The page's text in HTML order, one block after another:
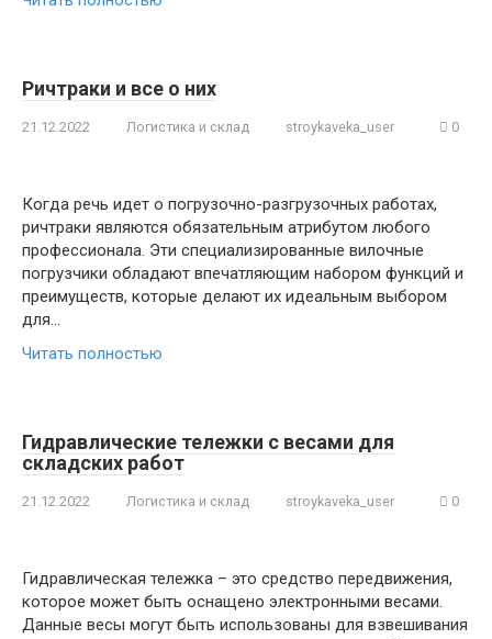
Ричтраки и все о них
21.12.2022 Логистика и склад stroykaveka_user 0
Когда речь идет о погрузочно-разгрузочных работах,
ричтраки являются обязательным атрибутом любого
профессионала. Эти специализированные вилочные
погрузчики обладают впечатляющим набором функций и
преимуществ, которые делают их идеальным выбором
для…
Читать полностью
Гидравлические тележки с весами для
складских работ
21.12.2022 Логистика и склад stroykaveka_user 0
Гидравлическая тележка – это средство передвижения,
которое может быть оснащено электронными весами.
Данные весы могут быть использованы для взвешивания